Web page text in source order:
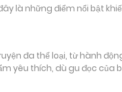
là những điểm nổi bật
đa thể loại, từ hành
yêu thích, dù gu đọc của